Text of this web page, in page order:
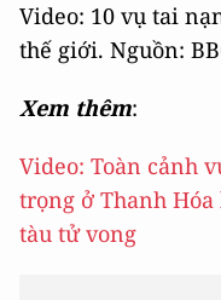
Video: 10 vụ tai
thế giới. Nguồn:
Xem thêm:
Video: Toàn cảnh
trọng ở Thanh
tàu tử vong